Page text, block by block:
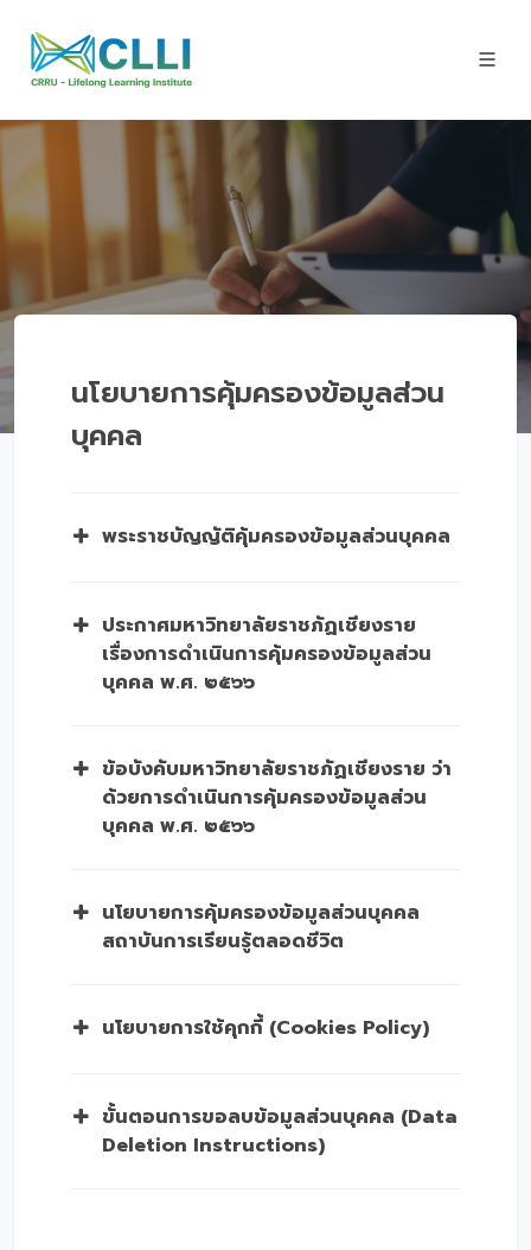
นโยบายการคุ้มครองข้อมูลส่วน
บุคคล
พระราชบัญญัติคุ้มครองข้อมูลส่วนบุคคล
ประกาศมหาวิทยาลัยราชภัฏเชียงราย
เรื่องการดำเนินการคุ้มครองข้อมูลส่วน
บุคคล พ.ศ. ๒๕๖๖
ข้อบังคับมหาวิทยาลัยราชภัฏเชียงราย ว่า
ด้วยการดำเนินการคุ้มครองข้อมูลส่วน
บุคคล พ.ศ. ๒๕๖๖
นโยบายการคุ้มครองข้อมูลส่วนบุคคล
สถาบันการเรียนรู้ตลอดชีวิต
นโยบายการใช้คุกกี้ (Cookies Policy)
ขั้นตอนการขอลบข้อมูลส่วนบุคคล (Data
Deletion Instructions)